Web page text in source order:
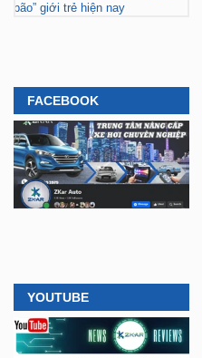
bão” giới trẻ hiện nay
FACEBOOK
YOUTUBE